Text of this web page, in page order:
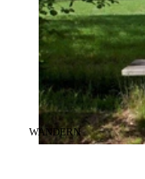
KATEGORIE:
WANDERN